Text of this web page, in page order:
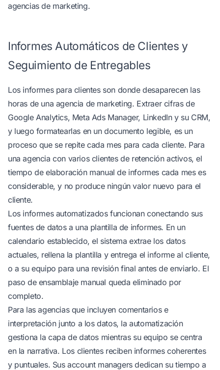
agencias de marketing.
Informes Automáticos de Clientes y
Seguimiento de Entregables
Los informes para clientes son donde desaparecen las
horas de una agencia de marketing. Extraer cifras de
Google Analytics, Meta Ads Manager, LinkedIn y su CRM,
y luego formatearlas en un documento legible, es un
proceso que se repite cada mes para cada cliente. Para
una agencia con varios clientes de retención activos, el
tiempo de elaboración manual de informes cada mes es
considerable, y no produce ningún valor nuevo para el
cliente.
Los informes automatizados funcionan conectando sus
fuentes de datos a una plantilla de informes. En un
calendario establecido, el sistema extrae los datos
actuales, rellena la plantilla y entrega el informe al cliente,
o a su equipo para una revisión final antes de enviarlo. El
paso de ensamblaje manual queda eliminado por
completo.
Para las agencias que incluyen comentarios e
interpretación junto a los datos, la automatización
gestiona la capa de datos mientras su equipo se centra
en la narrativa. Los clientes reciben informes coherentes
y puntuales. Sus account managers dedican su tiempo a